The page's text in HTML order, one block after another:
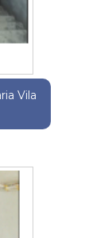
Vila